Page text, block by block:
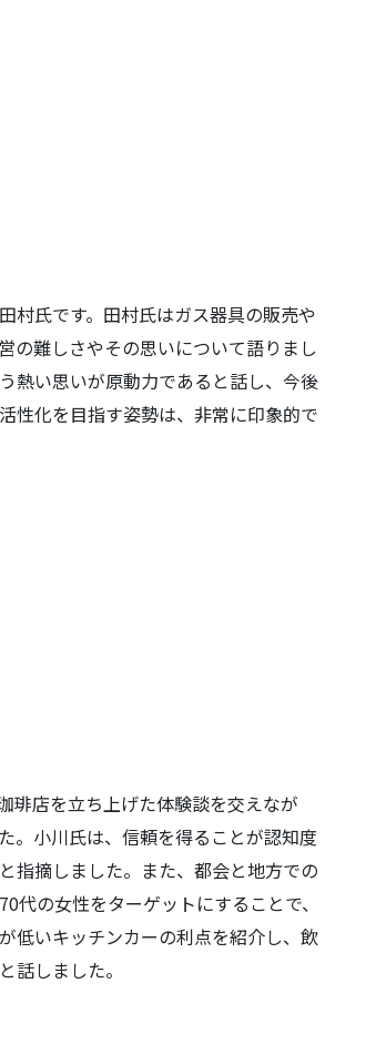
村氏です。田村氏はガス器具の販売や
の難しさやその思いについて語りまし
熱い思いが原動力であると話し、今後
性化を目指す姿勢は、非常に印象的で
琲店を立ち上げた体験談を交えなが
。小川氏は、信頼を得ることが認知度
指摘しました。また、都会と地方での
代の女性をターゲットにすることで、
低いキッチンカーの利点を紹介し、飲
話しました。